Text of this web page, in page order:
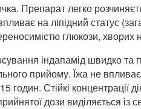
Препарат легко
на ліпідний статус
глюкози, хворих
індапамід швидко та
прийому. Їжа не
Стійкі концентрації
дози виділяється